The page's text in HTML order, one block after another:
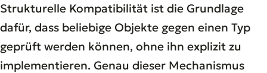
Strukturelle Kompatibilität ist die Grundlage
dafür, dass beliebige Objekte gegen einen Typ
geprüft werden können, ohne ihn explizit zu
implementieren. Genau dieser Mechanismus